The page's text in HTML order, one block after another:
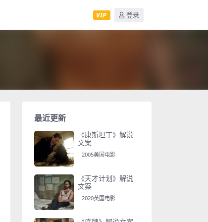
VIP 登录
最近更新
《康斯坦丁》解说
文案
2005美国电影
《天才计划》解说
文案
2020英国电影